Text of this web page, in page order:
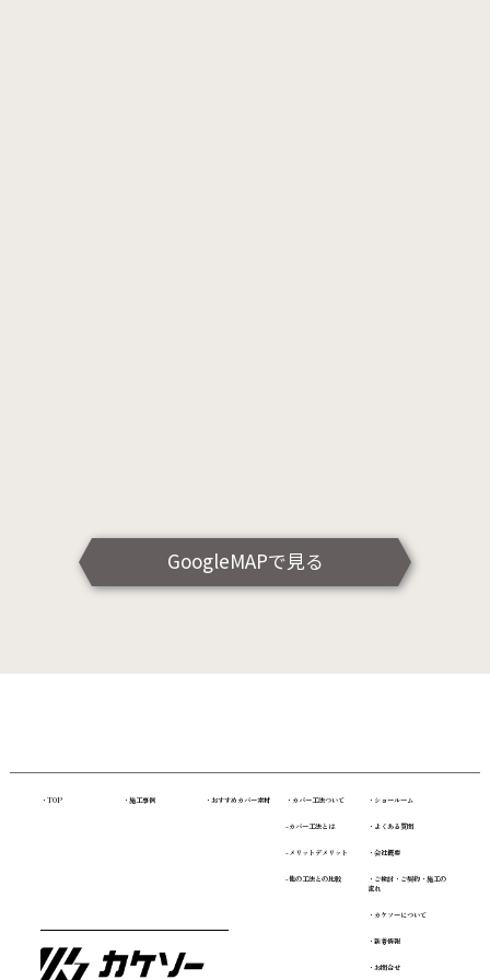
GoogleMAPで見る
・TOP ・施工事例 ・おすすめカバー素材 ・カバー工法ついて
-カバー工法とは
-メリットデメリット
-他の工法との比較
・ショールーム
・よくある質問
・会社概要
・ご検討・ご契約・施工の
流れ
・カケソーについて
・新着情報
・お問合せ